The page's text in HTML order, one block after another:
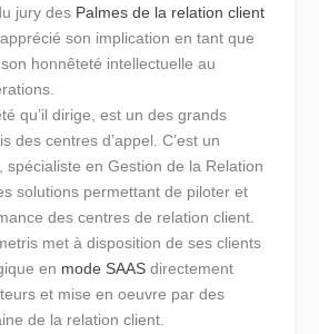
jury des Palmes de la relation client
apprécié son implication en tant que
honnêteté intellectuelle au
qu’il dirige, est un des grands
des centres d’appel. C’est un
spécialiste en Gestion de la Relation
solutions permettant de piloter et
des centres de relation client.
met à disposition de ses clients
en mode SAAS directement
et mise en oeuvre par des
de la relation client.